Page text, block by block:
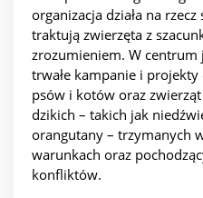
organizacja działa na
traktują zwierzęta z
zrozumieniem. W centrum
trwałe kampanie i
psów i kotów oraz
dzikich – takich jak
orangutany – trzymanych
warunkach oraz
konfliktów.